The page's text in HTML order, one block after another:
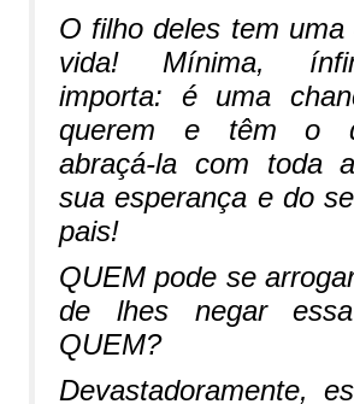
O filho deles tem uma
vida! Mínima,
importa: é uma
querem e têm o
abraçá-la com toda
sua esperança e do
pais!
QUEM pode se
de lhes negar
QUEM?
Devastadoramente,